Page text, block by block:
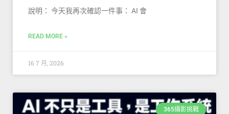
說明： 今天我再次確認一件事： AI 會
READ MORE »
16 7 月, 2026
365攝影挑戰